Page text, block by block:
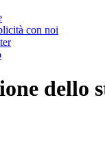
con noi
dello